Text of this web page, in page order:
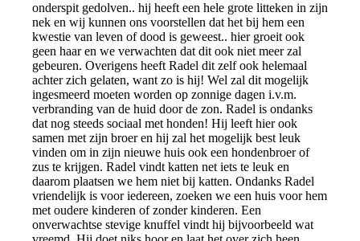
onderspit gedolven.. hij heeft een hele grote litteken in zijn
nek en wij kunnen ons voorstellen dat het bij hem een
kwestie van leven of dood is geweest.. hier groeit ook
geen haar en we verwachten dat dit ook niet meer zal
gebeuren. Overigens heeft Radel dit zelf ook helemaal
achter zich gelaten, want zo is hij! Wel zal dit mogelijk
ingesmeerd moeten worden op zonnige dagen i.v.m.
verbranding van de huid door de zon. Radel is ondanks
dat nog steeds sociaal met honden! Hij leeft hier ook
samen met zijn broer en hij zal het mogelijk best leuk
vinden om in zijn nieuwe huis ook een hondenbroer of
zus te krijgen. Radel vindt katten net iets te leuk en
daarom plaatsen we hem niet bij katten. Ondanks Radel
vriendelijk is voor iedereen, zoeken we een huis voor hem
met oudere kinderen of zonder kinderen. Een
onverwachtse stevige knuffel vindt hij bijvoorbeeld wat